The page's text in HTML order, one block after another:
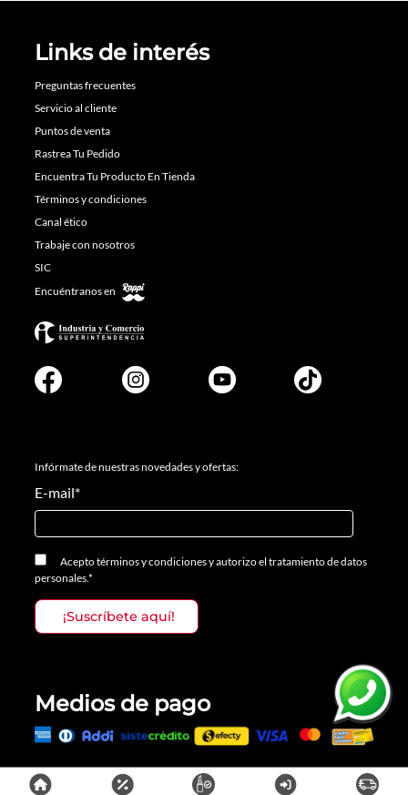
Links de interés
Preguntas frecuentes
Servicio al cliente
Puntos de venta
Rastrea Tu Pedido
Encuentra Tu Producto En Tienda
Términos y condiciones
Canal ético
Trabaje con nosotros
SIC
Encuéntranos en
Infórmate de nuestras novedades y ofertas:
E-mail*
Aceptotérminos y condicionesyautorizo el tratamiento de datos
personales.*
Medios de pago
Todos los derechos reservados, Prosalon Distribuciones S.A.S., 2023